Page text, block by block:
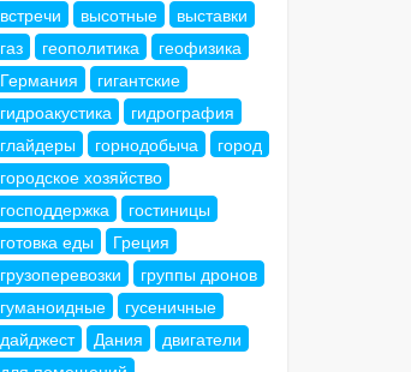
встречи
высотные
выставки
газ
геополитика
геофизика
Германия
гигантские
гидроакустика
гидрография
глайдеры
горнодобыча
город
городское хозяйство
господдержка
гостиницы
готовка еды
Греция
грузоперевозки
группы дронов
гуманоидные
гусеничные
дайджест
Дания
двигатели